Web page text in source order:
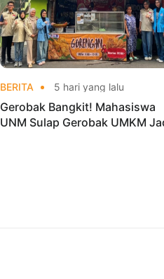
BERITA 5 hari yang lalu
Gerobak Bangkit! Mahasiswa
UNM Sulap Gerobak UMKM